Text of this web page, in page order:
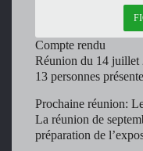
Compte rendu
Réunion du 14 juillet
13 personnes
Prochaine réunion:
La réunion de
préparation de